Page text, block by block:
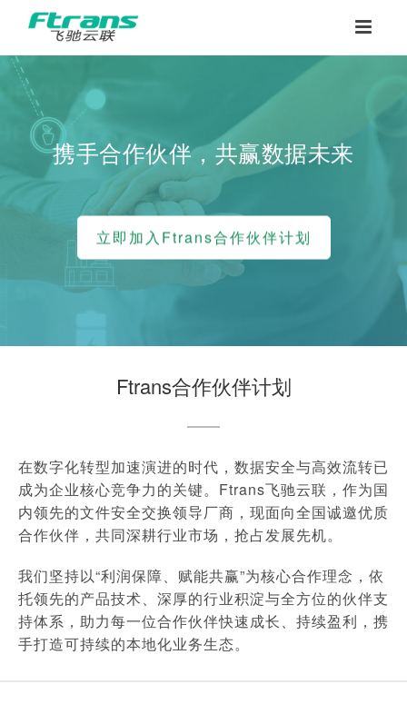
携手合作伙伴，共赢数据未来
立即加入Ftrans合作伙伴计划
Ftrans合作伙伴计划
在数字化转型加速演进的时代，数据安全与高效流转已
成为企业核心竞争力的关键。Ftrans飞驰云联，作为国
内领先的文件安全交换领导厂商，现面向全国诚邀优质
合作伙伴，共同深耕行业市场，抢占发展先机。
我们坚持以“利润保障、赋能共赢”为核心合作理念，依
托领先的产品技术、深厚的行业积淀与全方位的伙伴支
持体系，助力每一位合作伙伴快速成长、持续盈利，携
手打造可持续的本地化业务生态。